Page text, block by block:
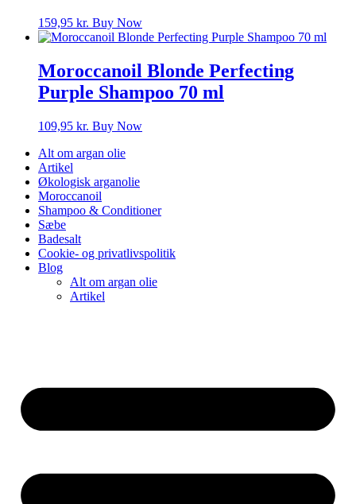
159,95 kr. Buy Now
Moroccanoil Blonde Perfecting
Purple Shampoo 70 ml
109,95 kr. Buy Now
Alt om argan olie
Artikel
Økologisk arganolie
Moroccanoil
Shampoo & Conditioner
Sæbe
Badesalt
Cookie- og privatlivspolitik
Blog
Alt om argan olie
Artikel